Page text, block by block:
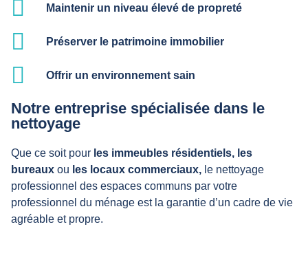
Maintenir un niveau élevé de propreté
Préserver le patrimoine immobilier
Offrir un environnement sain
Notre entreprise spécialisée dans le
nettoyage
Que ce soit pour les immeubles résidentiels, les
bureaux ou les locaux commerciaux, le nettoyage
professionnel des espaces communs par votre
professionnel du ménage est la garantie d’un cadre de vie
agréable et propre.